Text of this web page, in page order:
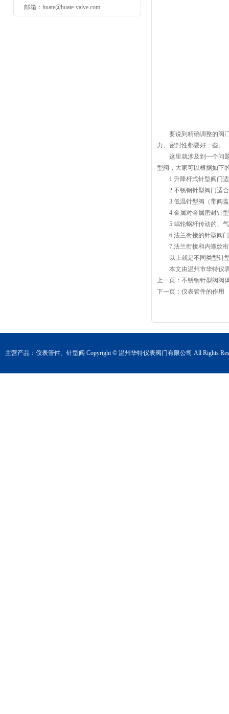
邮箱：huate@huate-valve.com
要说到精确调整的阀门
力、密封性都要好一些。
这里就涉及到一个问题
型阀，大家可以根据如下
1.升降杆式针型阀门适
2.不锈钢针型阀门适合
3.低温针型阀（带阀盖
4.金属对金属密封针型
5.蜗轮蜗杆传动的、气
6.法兰衔接的针型阀门
7.法兰衔接和内螺纹衔
以上就是不同类型针型
本文由温州市华特仪表
上一页： 不锈钢针型阀阀
下一页： 仪表管件的作用
主营产品： 仪表管件、 针型阀 Copyright © 温州华特仪表阀门有限公司 All Rights